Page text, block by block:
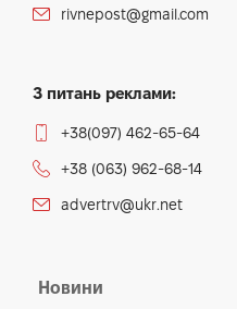
rivnepost@gmail.com
З питань реклами:
+38(097) 462-65-64
+38 (063) 962-68-14
advertrv@ukr.net
Новини